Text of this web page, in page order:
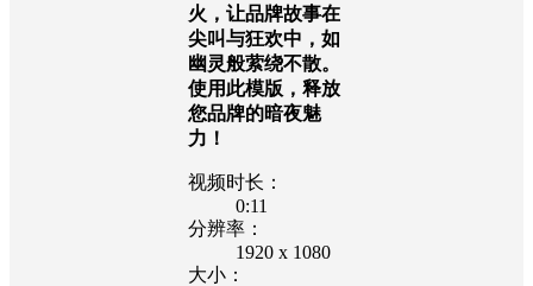
火，让品牌故事在
尖叫与狂欢中，如
幽灵般萦绕不散。
使用此模版，释放
您品牌的暗夜魅
力！
视频时长：
0:11
分辨率：
1920 x 1080
大小：